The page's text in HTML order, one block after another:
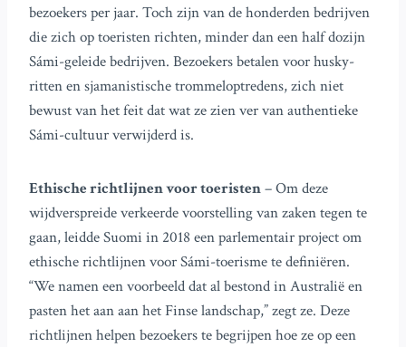
bezoekers per jaar. Toch zijn van de honderden bedrijven
die zich op toeristen richten, minder dan een half dozijn
Sámi-geleide bedrijven. Bezoekers betalen voor husky-
ritten en sjamanistische trommeloptredens, zich niet
bewust van het feit dat wat ze zien ver van authentieke
Sámi-cultuur verwijderd is.
Ethische richtlijnen voor toeristen– Om deze
wijdverspreide verkeerde voorstelling van zaken tegen te
gaan, leidde Suomi in 2018 een parlementair project om
ethische richtlijnen voor Sámi-toerisme te definiëren.
“We namen een voorbeeld dat al bestond in Australië en
pasten het aan aan het Finse landschap,” zegt ze. Deze
richtlijnen helpen bezoekers te begrijpen hoe ze op een